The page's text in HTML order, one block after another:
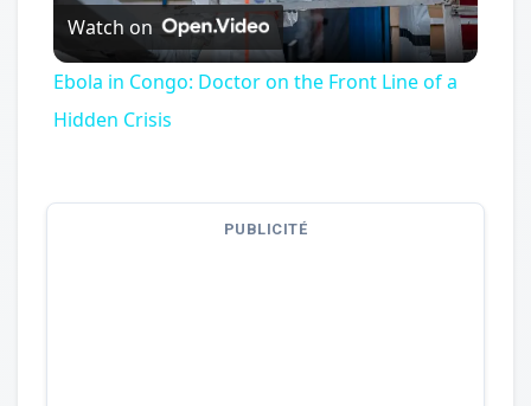
Video
Watch on
Ebola in Congo: Doctor on the Front Line of a
Hidden Crisis
PUBLICITÉ